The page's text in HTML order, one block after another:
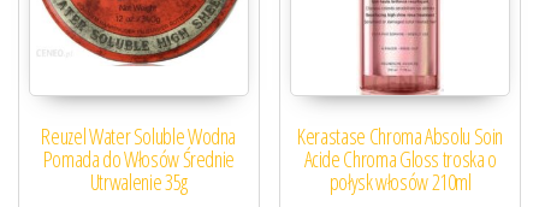
Reuzel Water Soluble Wodna
Pomada do Włosów Średnie
Utrwalenie 35g
Kerastase Chroma Absolu Soin
Acide Chroma Gloss troska o
połysk włosów 210ml